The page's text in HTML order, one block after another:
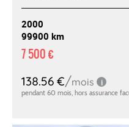
2000
99900 km
7 500 €